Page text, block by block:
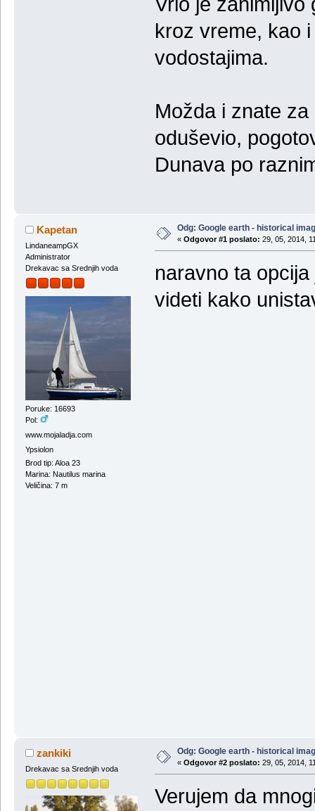
kroz vreme, kao
vodostajima.
Možda i znate
oduševio,
Dunava po
Kapetan
LindaneampGX
Administrator
Drekavac sa Srednjih voda
Poruke: 16693
Pol:
www.mojaladja.com
Ypsiolon
Brod tip: Aloa 23
Marina: Nautilus marina
Veličina: 7 m
Odg: Google earth - historical
« Odgovor #1 poslato: 29, 05, 2014,
naravno ta
videti kako
zankiki
Drekavac sa Srednjih voda
Odg: Google earth - historical
« Odgovor #2 poslato: 29, 05, 2014,
Verujem da